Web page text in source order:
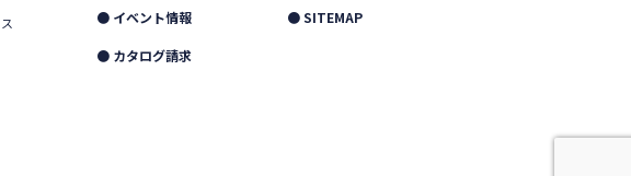
● イベント情報
● カタログ請求
● SITEMAP